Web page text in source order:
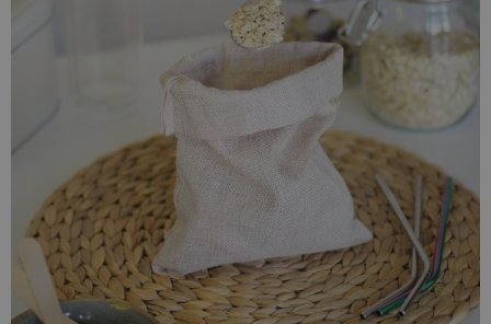
uitstekend voor evenementen in een dorpsklimaat.